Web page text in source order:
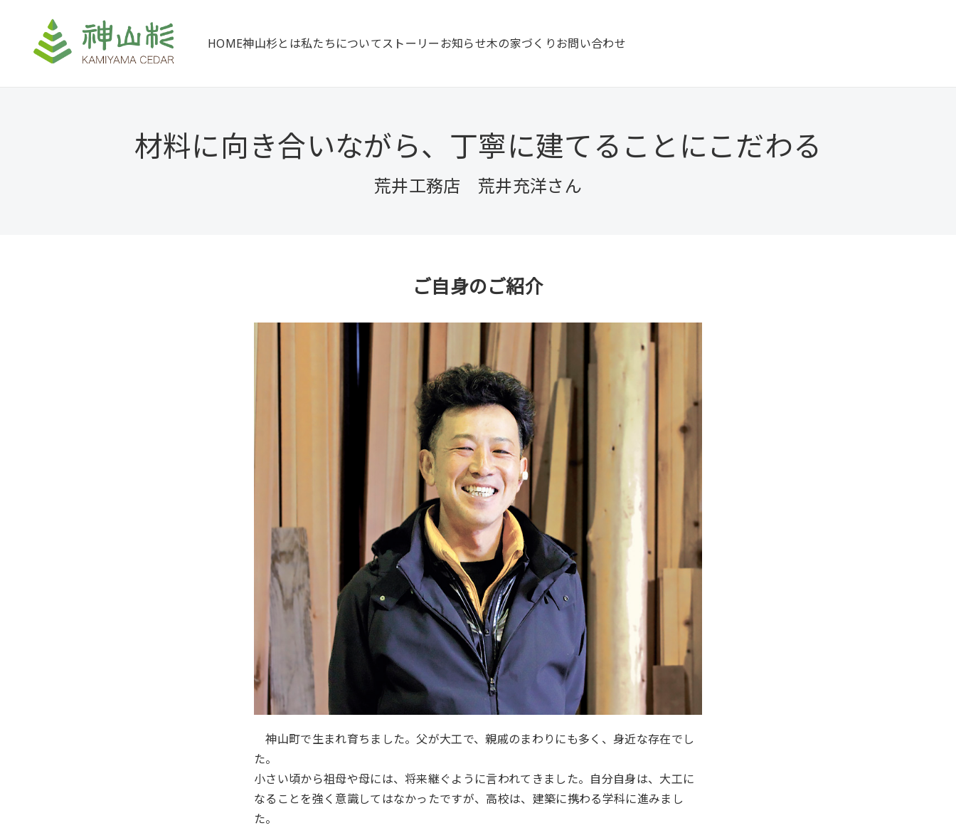
HOME神山杉とは私たちについてストーリーお知らせ木の家づくりお問い合わせ
材料に向き合いながら、丁寧に建てることにこだわる
荒井工務店 荒井充洋さん
ご自身のご紹介
神山町で生まれ育ちました。父が大工で、親戚のまわりにも多く、身近な存在でし
た。
小さい頃から祖母や母には、将来継ぐように言われてきました。自分自身は、大工に
なることを強く意識してはなかったですが、高校は、建築に携わる学科に進みまし
た。